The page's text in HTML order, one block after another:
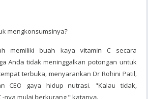
mengkonsumsinya?
memiliki buah kaya vitamin C secara
Anda tidak meninggalkan potongan untuk
terbuka, menyarankan Dr Rohini Patil,
CEO gaya hidup nutrasi. "Kalau tidak,
-nya mulai berkurang," katanya.